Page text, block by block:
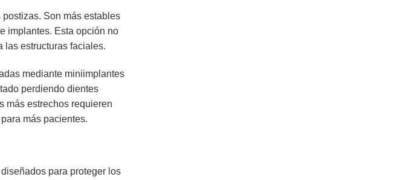
Son más estables
implantes. Esta opción no
las estructuras faciales.
mediante miniimplantes
perdiendo dientes
más estrechos requieren
más pacientes.
para proteger los